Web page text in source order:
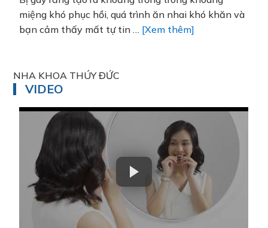
Sở hữu hàm răng trắng đều đẹp giúp bé cảm thấy
năng động, tự tin trong giao tiếp. Hiểu rõ điều này,
NHA KHOA THÚY ĐỨC
VIDEO